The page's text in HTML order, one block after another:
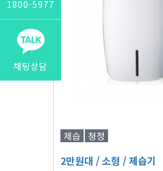
제습 청정
2만원대 / 소형 / 제습기
1800-5977
채팅상담